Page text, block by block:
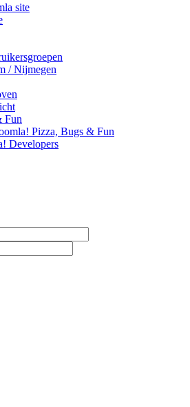
site
/ Nijmegen
Fun
Pizza, Bugs & Fun
Developers